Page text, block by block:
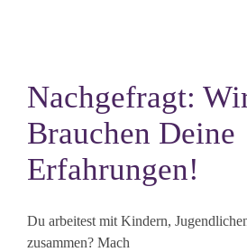
Nachgefragt:
Brauchen Deine
Erfahrungen!
Du arbeitest mit Kindern,
zusammen? Mach